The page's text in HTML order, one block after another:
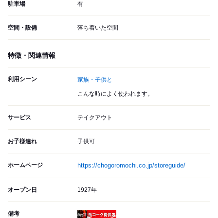
駐車場 有
空間・設備 落ち着いた空間
特徴・関連情報
利用シーン 家族・子供と
こんな時によく使われます。
サービス テイクアウト
お子様連れ 子供可
ホームページ https://chogoromochi.co.jp/storeguide/
オープン日 1927年
備考